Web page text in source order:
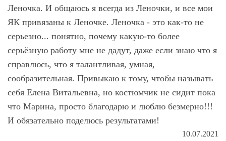
Леночка. И общаюсь я всегда из Леночки, и все мои
ЯК привязаны к Леночке. Леночка - это как-то не
серьезно... понятно, почему какую-то более
серьёзную работу мне не дадут, даже если знаю что я
справлюсь, что я талантливая, умная,
сообразительная. Привыкаю к тому, чтобы называть
себя Елена Витальевна, но костюмчик не сидит пока
что Марина, просто благодарю и люблю безмерно!!!
И обязательно поделюсь результатами!
10.07.2021